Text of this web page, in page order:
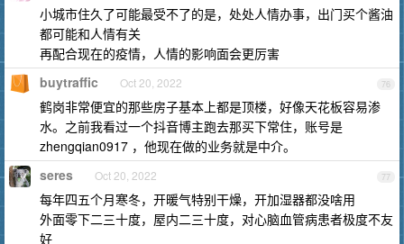
小城市住久了可能最受不了的是，处处人情办事，出门买个酱油
都可能和人情有关
再配合现在的疫情，人情的影响面会更厉害
76
buytraffic Oct 20, 2022
鹤岗非常便宜的那些房子基本上都是顶楼，好像天花板容易渗
水。之前我看过一个抖音博主跑去那买下常住，账号是
zhengqian0917 ，他现在做的业务就是中介。
77
seres Oct 20, 2022
每年四五个月寒冬，开暖气特别干燥，开加湿器都没啥用
外面零下二三十度，屋内二三十度，对心脑血管病患者极度不友
好